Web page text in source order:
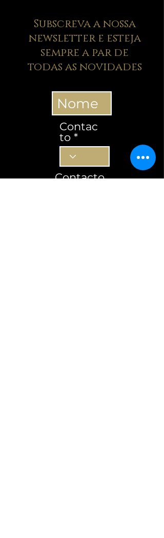
Subscreva a nossa
newsletter e esteja
sempre a par de
todas as novidades
Contac
to
Contacto